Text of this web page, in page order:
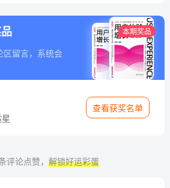
区留言，系统会
本期奖品
查看获奖名单
评论点赞，解锁好运彩蛋